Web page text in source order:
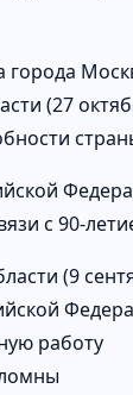
(27
с 90-
(9
работу